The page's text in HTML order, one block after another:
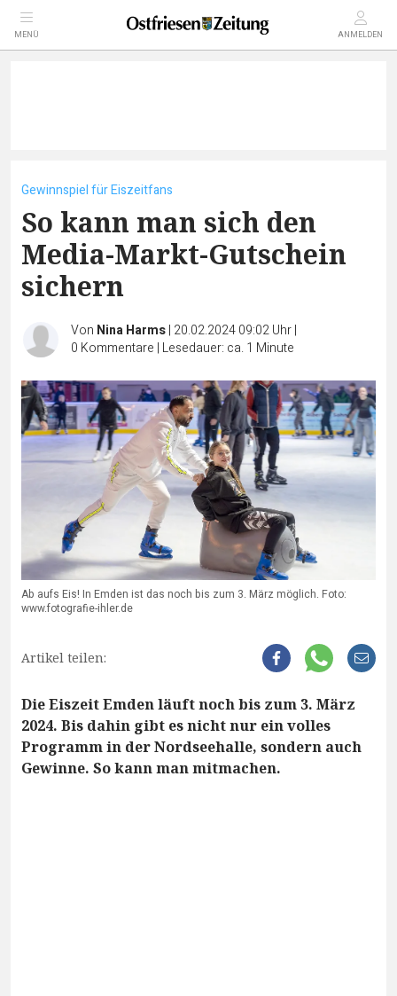
MENÜ ANMELDEN
Gewinnspiel für Eiszeitfans
So kann man sich den
Media-Markt-Gutschein
sichern
Von Nina Harms| 20.02.2024 09:02 Uhr|
0 Kommentare | Lesedauer: ca. 1 Minute
Ab aufs Eis! In Emden ist das noch bis zum 3. März möglich. Foto:
www.fotografie-ihler.de
Artikel teilen:
Die Eiszeit Emden läuft noch bis zum 3. März
2024. Bis dahin gibt es nicht nur ein volles
Programm in der Nordseehalle, sondern auch
Gewinne. So kann man mitmachen.